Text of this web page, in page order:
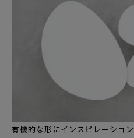
有機的な形にインスピレーショ